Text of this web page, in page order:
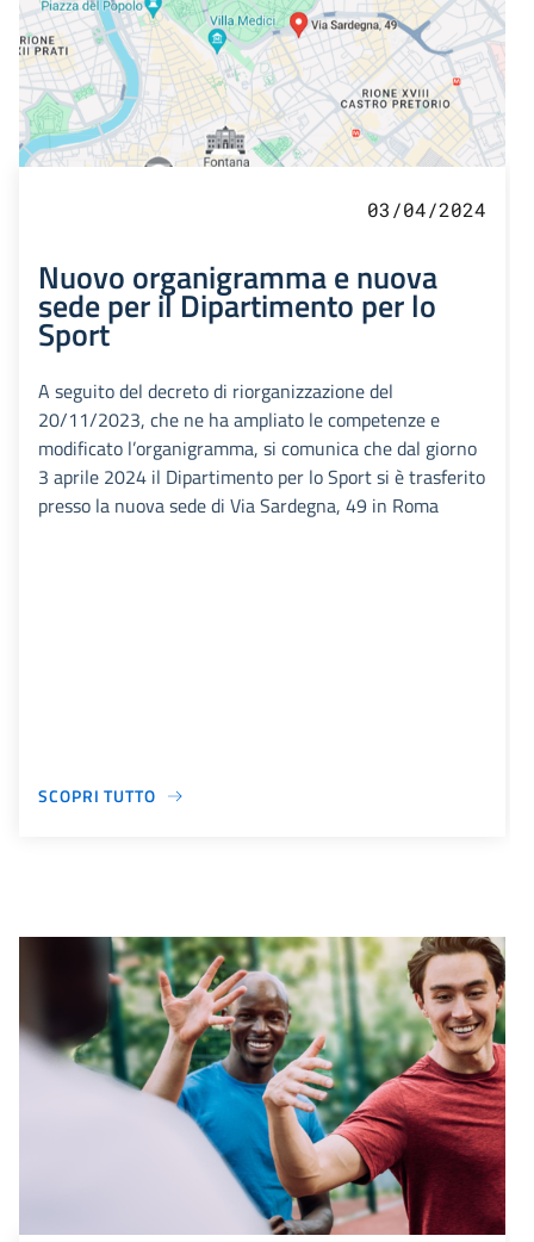
03/04/2024
Nuovo organigramma e nuova
sede per il Dipartimento per lo
Sport
A seguito del decreto di riorganizzazione del
20/11/2023, che ne ha ampliato le competenze e
modificato l’organigramma, si comunica che dal giorno
3 aprile 2024 il Dipartimento per lo Sport si è trasferito
presso la nuova sede di Via Sardegna, 49 in Roma
SCOPRI TUTTO